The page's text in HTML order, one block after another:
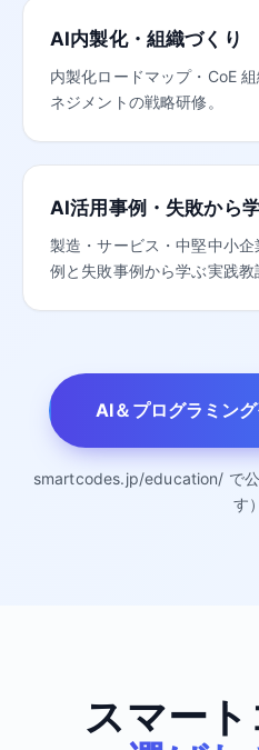
AI内製化・組織づくり
内製化ロードマップ・CoE
ネジメントの戦略研修。
AI活用事例・失敗から
製造・サービス・中堅中小
例と失敗事例から学ぶ実践教
AI＆プログラミン
smartcodes.jp/education/ で公
す）
スマー